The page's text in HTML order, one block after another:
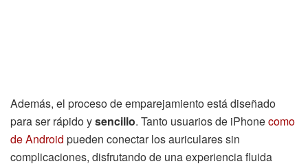
Además, el proceso de emparejamiento está diseñado
para ser rápido ysencillo. Tanto usuarios de iPhonecomo
de Android pueden conectar los auriculares sin
complicaciones, disfrutando de una experiencia fluida